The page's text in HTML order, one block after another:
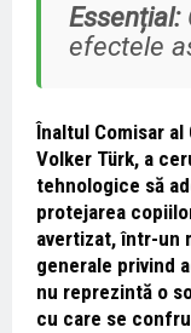
Essențial:
efectele
Înaltul Comisar al
Volker Türk, a
tehnologice să
protejarea
avertizat, într-un
generale privind
nu reprezintă o
cu care se